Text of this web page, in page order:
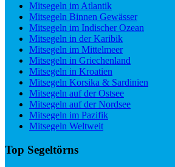
Mitsegeln im Atlantik
Mitsegeln Binnen Gewässer
Mitsegeln im Indischer Ozean
Mitsegeln in der Karibik
Mitsegeln im Mittelmeer
Mitsegeln in Griechenland
Mitsegeln in Kroatien
Mitsegeln Korsika & Sardinien
Mitsegeln auf der Ostsee
Mitsegeln auf der Nordsee
Mitsegeln im Pazifik
Mitsegeln Weltweit
Top Segeltörns